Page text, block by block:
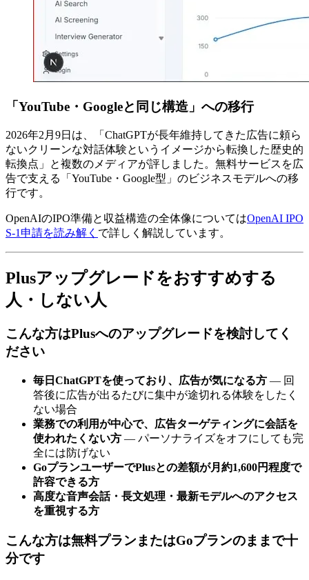
「YouTube・Googleと同じ構造」への移行
2026年2月9日は、「ChatGPTが長年維持してきた広告に頼ら
ないクリーンな対話体験というイメージから転換した歴史的
転換点」と複数のメディアが評しました。無料サービスを広
告で支える「YouTube・Google型」のビジネスモデルへの移
行です。
OpenAIのIPO準備と収益構造の全体像についてはOpenAI IPO
S-1申請を読み解く で詳しく解説しています。
Plusアップグレードをおすすめする
人・しない人
こんな方はPlusへのアップグレードを検討してく
ださい
毎日ChatGPTを使っており、広告が気になる方 — 回
答後に広告が出るたびに集中が途切れる体験をしたく
ない場合
業務での利用が中心で、広告ターゲティングに会話を
使われたくない方 — パーソナライズをオフにしても完
全には防げない
GoプランユーザーでPlusとの差額が月約1,600円程度で
許容できる方
高度な音声会話・長文処理・最新モデルへのアクセス
を重視する方
こんな方は無料プランまたはGoプランのままで十
分です